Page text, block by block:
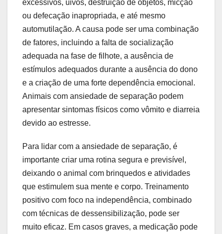
excessivos, uivos, destruição de objetos, micção
ou defecação inapropriada, e até mesmo
automutilação. A causa pode ser uma combinação
de fatores, incluindo a falta de socialização
adequada na fase de filhote, a ausência de
estímulos adequados durante a ausência do dono
e a criação de uma forte dependência emocional.
Animais com ansiedade de separação podem
apresentar sintomas físicos como vômito e diarreia
devido ao estresse.
Para lidar com a ansiedade de separação, é
importante criar uma rotina segura e previsível,
deixando o animal com brinquedos e atividades
que estimulem sua mente e corpo. Treinamento
positivo com foco na independência, combinado
com técnicas de dessensibilização, pode ser
muito eficaz. Em casos graves, a medicação pode